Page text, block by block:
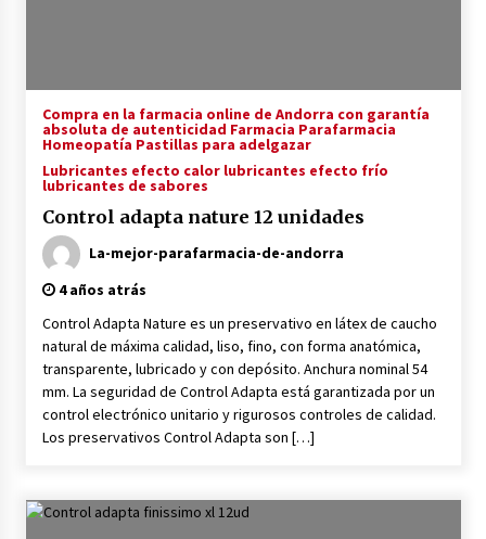
Compra en la farmacia online de Andorra con garantía
absoluta de autenticidad Farmacia Parafarmacia
Homeopatía Pastillas para adelgazar
Lubricantes efecto calor lubricantes efecto frío
lubricantes de sabores
Control adapta nature 12 unidades
La-mejor-parafarmacia-de-andorra
4 años atrás
Control Adapta Nature es un preservativo en látex de caucho
natural de máxima calidad, liso, fino, con forma anatómica,
transparente, lubricado y con depósito. Anchura nominal 54
mm. La seguridad de Control Adapta está garantizada por un
control electrónico unitario y rigurosos controles de calidad.
Los preservativos Control Adapta son […]